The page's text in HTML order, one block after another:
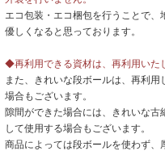
エコ包装・エコ梱包を行うことで、
優しくなると思っております。
◆再利用できる資材は、再利用いた
また、きれいな段ボールは、再利用
場合もございます。
隙間ができた場合には、きれいな古
して使用する場合もございます。
商品によっては段ボールを使わず、